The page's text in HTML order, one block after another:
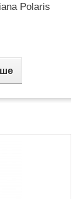
Polaris